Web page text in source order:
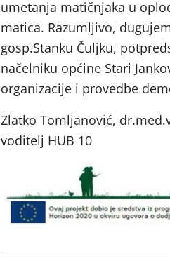
umetanja matičnjaka u
matica. Razumljivo,
gosp.Stanku Čuljku,
načelniku općine Stari
organizacije i provedbe
Zlatko Tomljanović,
voditelj HUB 10